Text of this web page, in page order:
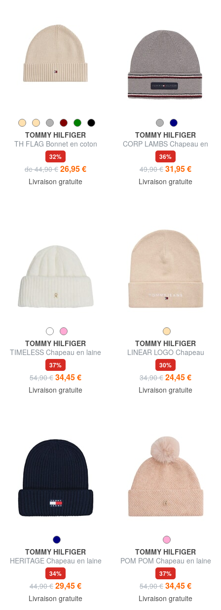
TOMMY HILFIGER
TH FLAG Bonnet en coton
avec revers
32%
de 44,90 € 26,95 €
Livraison gratuite
TOMMY HILFIGER
CORP LAMBS Chapeau en
laine
36%
49,90 € 31,95 €
Livraison gratuite
TOMMY HILFIGER
TIMELESS Chapeau en laine
37%
54,90 € 34,45 €
Livraison gratuite
TOMMY HILFIGER
LINEAR LOGO Chapeau
30%
34,90 € 24,45 €
Livraison gratuite
TOMMY HILFIGER
HERITAGE Chapeau en laine
mélangée
34%
44,90 € 29,45 €
Livraison gratuite
TOMMY HILFIGER
POM POM Chapeau en laine
mélangée
37%
54,90 € 34,45 €
Livraison gratuite